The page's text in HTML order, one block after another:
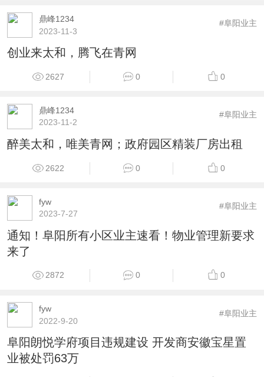
鼎峰1234
2023-11-3
#阜阳业主
创业来太和，腾飞在青网
2627 0 0
鼎峰1234
2023-11-2
#阜阳业主
醉美太和，唯美青网；政府园区精装厂房出租
2622 0 0
fyw
2023-7-27
#阜阳业主
通知！阜阳所有小区业主速看！物业管理新要求
来了
2872 0 0
fyw
2022-9-20
#阜阳业主
阜阳朗悦学府项目违规建设 开发商安徽宝星置
业被处罚63万